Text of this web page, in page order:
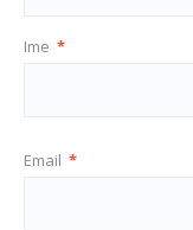
Ime *
Email *